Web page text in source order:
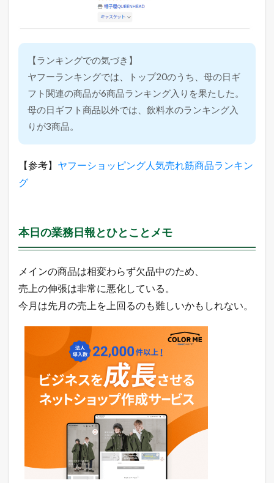
【ランキングでの気づき】
ヤフーランキングでは、トップ20のうち、母の日ギ
フト関連の商品が6商品ランキング入りを果たした。
母の日ギフト商品以外では、飲料水のランキング入
りが3商品。
【参考】 ヤフーショッピング人気売れ筋商品ランキン
グ
本日の業務日報とひとことメモ
メインの商品は相変わらず欠品中のため、
売上の伸張は非常に悪化している。
今月は先月の売上を上回るのも難しいかもしれない。